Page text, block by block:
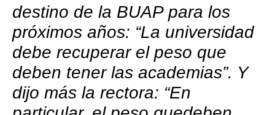
destino de la BUAP para los
próximos años: “La universidad
debe recuperar el peso que
deben tener las academias”. Y
dijo más la rectora: “En